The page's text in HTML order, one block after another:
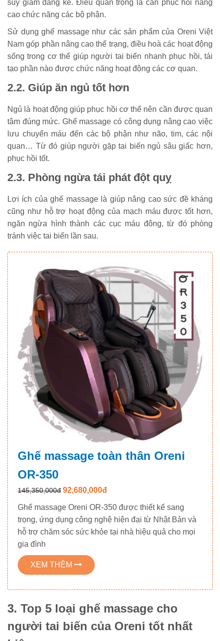
suy giảm đáng kể. Điều quan trọng là cần phục hồi nâng
cao chức năng các bộ phận.
Sử dụng ghế massage như các sản phẩm của Oreni Việt
Nam góp phần nâng cao thể trạng, điều hoà các hoạt động
sống trong cơ thể giúp người tai biến nhanh phục hồi, tái
tạo phần nào được chức năng hoạt động các cơ quan.
2.2. Giúp ăn ngủ tốt hơn
Ngủ là hoạt động giúp phục hồi cơ thể nên cần được quan
tâm đúng mức. Ghế massage có công dụng nâng cao việc
lưu chuyển máu đến các bộ phận như não, tim, các nội
quan… Từ đó giúp người gặp tai biến ngủ sâu giấc hơn,
phục hồi tốt.
2.3. Phòng ngừa tái phát đột quỵ
Lợi ích của ghế massage là giúp nâng cao sức đề kháng
cũng như hỗ trợ hoạt động của mạch máu được tốt hơn,
ngăn ngừa hình thành các cục máu đông, từ đó phòng
tránh việc tai biến lần sau.
Ghế massage toàn thân Oreni
OR-350
145,350,000đ 92,680,000đ
Ghế massage Oreni OR-350 được thiết kế sang
trọng, ứng dụng công nghệ hiện đại từ Nhật Bản và
hỗ trợ chăm sóc sức khỏe tại nhà hiệu quả cho mọi
gia đình
XEM THÊM
3. Top 5 loại ghế massage cho
người tai biến của Oreni tốt nhất